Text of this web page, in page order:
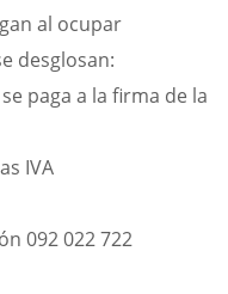
al ocupar
desglosan:
paga a la firma de la
IVA
092 022 722